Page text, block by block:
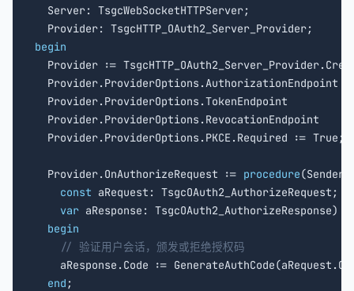
Server: TsgcWebSocketHTTPServer;
begin
Provider :=
Provider.ProviderOptions.AuthorizationEndpoint
Provider.ProviderOptions.TokenEndpoint
Provider.ProviderOptions.RevocationEndpoint
  Provider.ProviderOptions.PKCE.Required := True;
  Provider.OnAuthorizeRequest :=
procedure
const aRequest: TsgcOAuth2_AuthorizeRequest;
var aResponse: TsgcOAuth2_AuthorizeResponse)
begin
// 验证用户会话，颁发或拒绝授权码
aResponse.Code :=
end ;